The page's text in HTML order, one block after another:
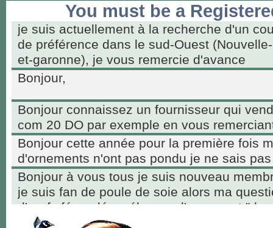
You must be a
je suis actuellement à la recherche d'un
de préférence dans le sud-Ouest
et-garonne), je vous remercie d'avance
Bonjour,
Bonjour connaissez un fournisseur qui
com 20 DO par exemple en vous
Bonjour cette année pour la première fois
d'ornements n'ont pas pondu je ne sais
Bonjour à vous tous je suis nouveau
je suis fan de poule de soie alors ma
d'œufs fécondés mélanger d'ornement
intéressés par les poussins qui vont avoir